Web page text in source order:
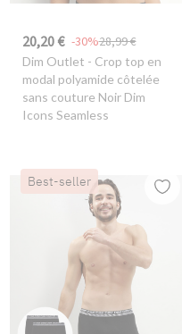
20,20 € 28,99 €
-30%
Dim Outlet - Crop top en
modal polyamide côtelée
sans couture Noir Dim
Icons Seamless
Best-seller